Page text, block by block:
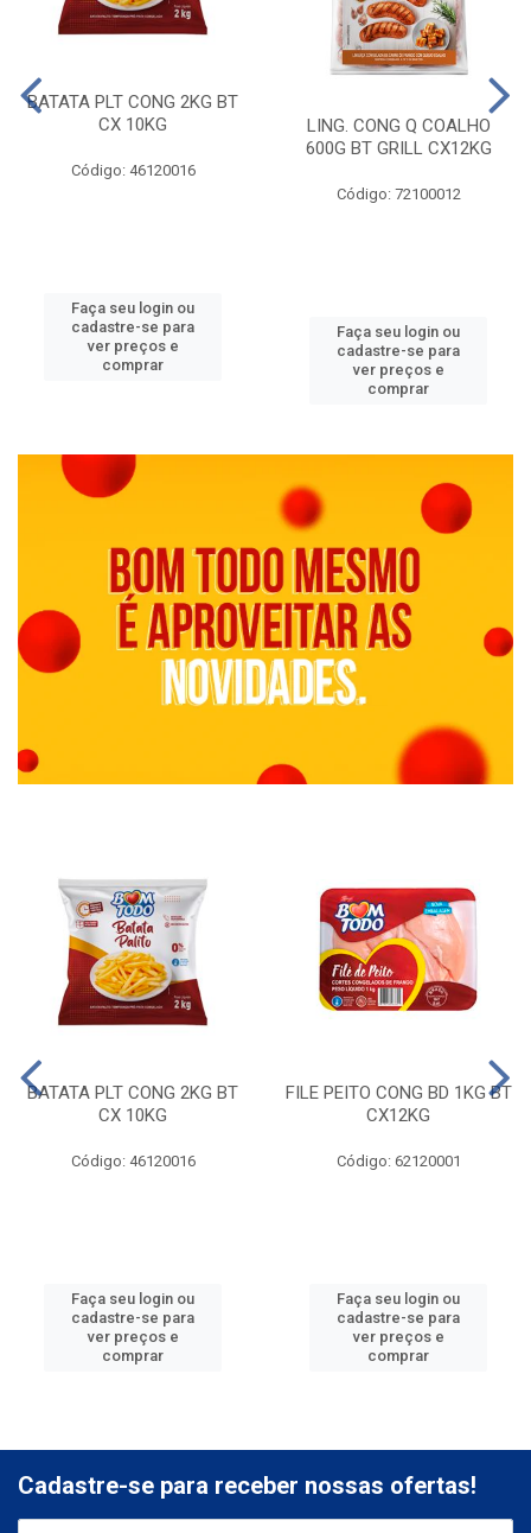
BATATA PLT CONG 2KG BT
CX 10KG
Código: 46120016
Faça seu login ou
cadastre-se para
ver preços e
comprar
LING. CONG Q COALHO
600G BT GRILL CX12KG
Código: 72100012
Faça seu login ou
cadastre-se para
ver preços e
comprar
BATATA PLT CONG 2KG BT
CX 10KG
Código: 46120016
Faça seu login ou
cadastre-se para
ver preços e
comprar
FILE PEITO CONG BD 1KG BT
CX12KG
Código: 62120001
Faça seu login ou
cadastre-se para
ver preços e
comprar
Cadastre-se para receber nossas ofertas!